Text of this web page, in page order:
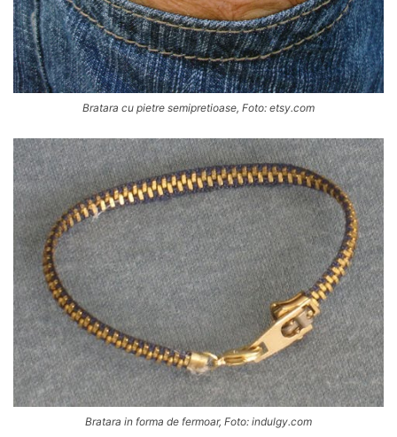
Bratara cu pietre semipretioase, Foto: etsy.com
Bratara in forma de fermoar, Foto: indulgy.com